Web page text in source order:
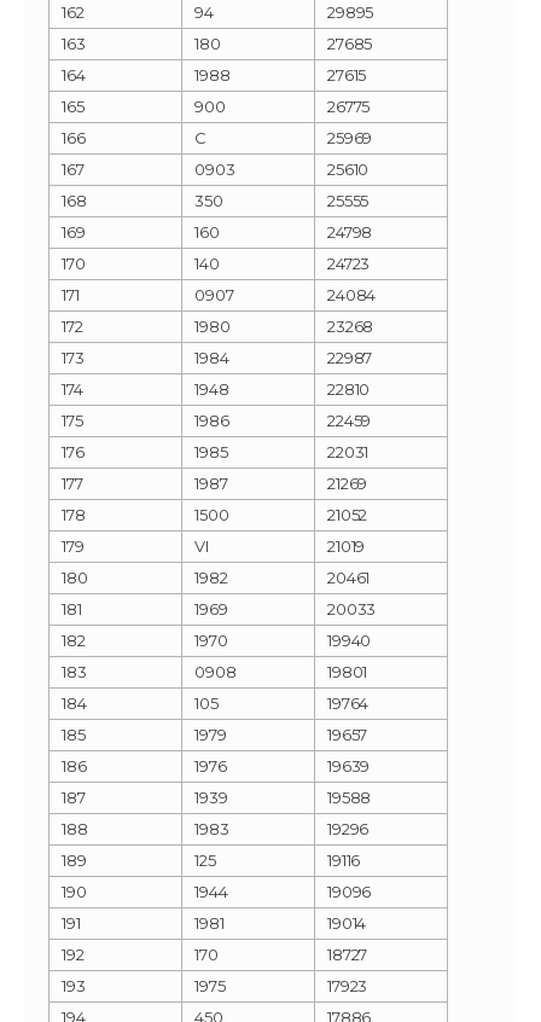
162
94
29895
163
180
27685
164
1988
27615
165
900
26775
166
C
25969
167
0903
25610
168
350
25555
169
160
24798
170
140
24723
171
0907
24084
172
1980
23268
173
1984
22987
174
1948
22810
175
1986
22459
176
1985
22031
177
1987
21269
178
1500
21052
179
VI
21019
180
1982
20461
181
1969
20033
182
1970
19940
183
0908
19801
184
105
19764
185
1979
19657
186
1976
19639
187
1939
19588
188
1983
19296
189
125
19116
190
1944
19096
191
1981
19014
192
170
18727
193
1975
17923
194
450 17886